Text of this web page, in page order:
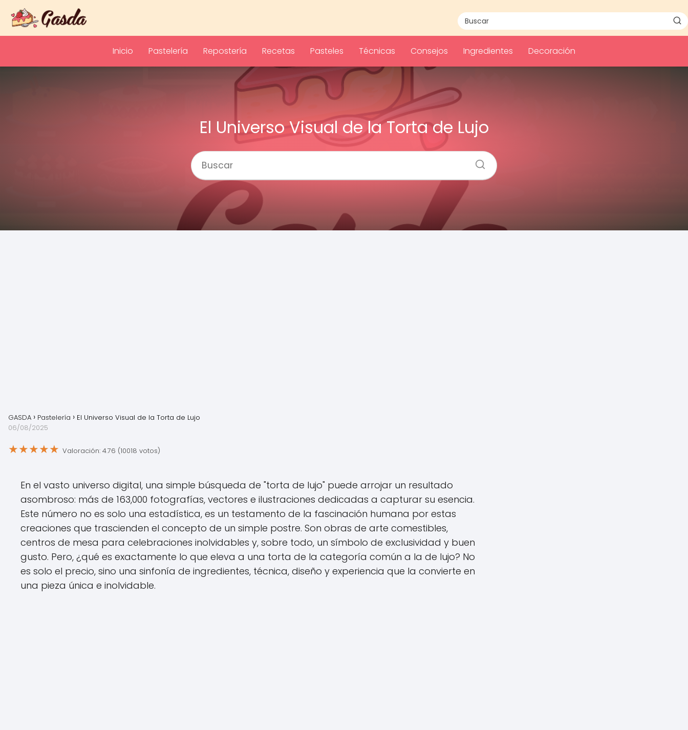
Inicio Pastelería Repostería Recetas Pasteles Técnicas Consejos Ingredientes Decoración
El Universo Visual de la Torta de Lujo
GASDA Pastelería
El Universo Visual de la Torta de Lujo
06/08/2025
★★★★★ Valoración: 4.76 (10018 votos)
En el vasto universo digital, una simple búsqueda de "torta de lujo" puede arrojar un resultado
asombroso: más de 163,000 fotografías, vectores e ilustraciones dedicadas a capturar su esencia.
Este número no es solo una estadística, es un testamento de la fascinación humana por estas
creaciones que trascienden el concepto de un simple postre. Son obras de arte comestibles,
centros de mesa para celebraciones inolvidables y, sobre todo, un símbolo de exclusividad y buen
gusto. Pero, ¿qué es exactamente lo que eleva a una torta de la categoría común a la de lujo? No
es solo el precio, sino una sinfonía de ingredientes, técnica, diseño y experiencia que la convierte en
una pieza única e inolvidable.